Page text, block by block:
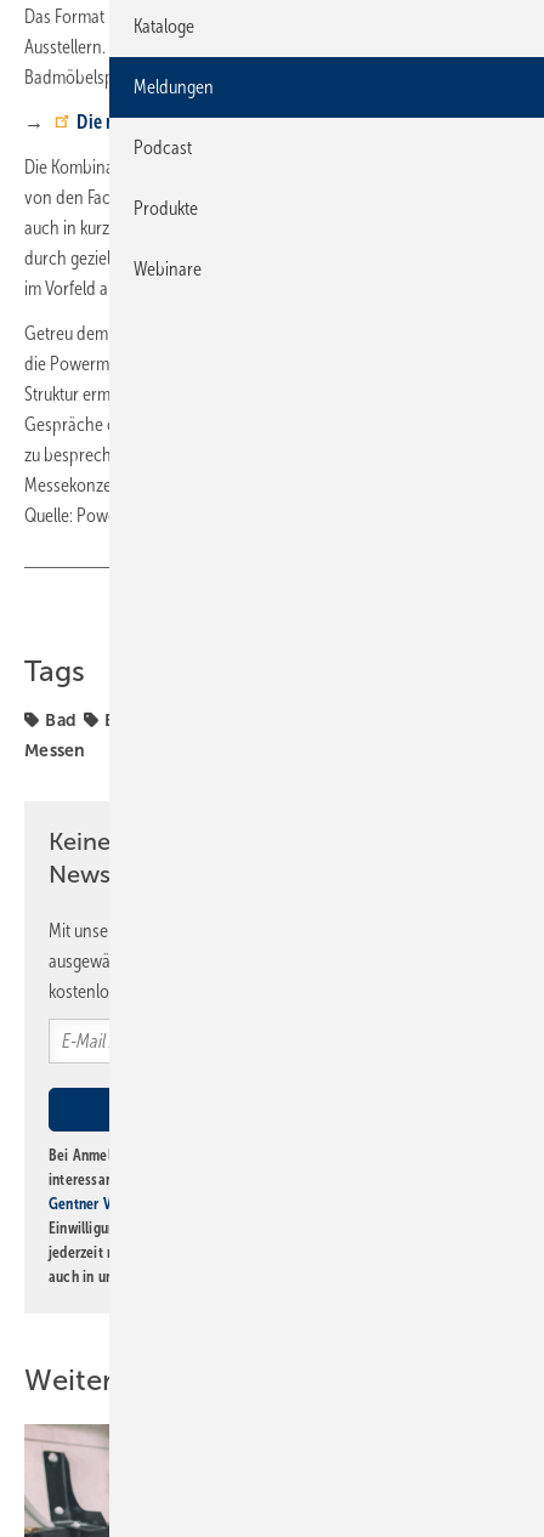
Das Format prägte ein Mix aus bewährten Lieferanten und neuen
Ausstellern. Dazu zählten der Armaturenhersteller Damixa, der
Badmöbelspezialist Wohnwerk sowie Dietrichs Creativbad.
→ Die nächsten Messe-Termine
Die Kombination aus bekannten Größen und frischen Impulsen wurde
von den Fachbesuchern positiv aufgenommen. Ein Erfolg, der sich
auch in kurzfristig entschlossenen Besuchen widerspiegelte, die
durch gezielte Social-Media-Aktivitäten und persönliche Ansprache
im Vorfeld angestoßen wurden.
Getreu dem
die Powermesse erneut auf ihren bewusst kompakten Rahmen. Diese
Struktur ermöglichte es den persönlich anwesenden Entscheidern,
Gespräche ohne Zeitdruck zu führen und individuelle Anforderungen
zu besprechen. Ein Ansatz, der sich deutlich von großformatigen
Messekonzepten abhebt und von der Zielgruppe geschätzt wurde. ■
Quelle: Powermesse / fl
Tags
Bad Badberatung
Messen
Keine Zeit? Kein Problem mit dem SBZ
Newsletter!
Mit unserem Newsletter erhalten Sie regelmäßig von uns
ausgewählte Informationen und Neuigkeiten, gebündelt und
kostenlos direkt ins Postfach.
Bei Anmeldung zu diesem Newsletter bin ich damit einverstanden, über
interessante Verlags- und Online-Angebote
Gentner Verlag GmbH & Co. KG
Einwilligung kann ich jederzeit widerrufen und eine Abmeldung ist
jederzeit möglich. Informationen zum Umgang mit Daten finden Sie
auch in unserer
Weitere Inhalte
Kataloge
Meldungen
Podcast
Produkte
Webinare